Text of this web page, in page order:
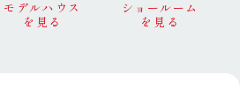
モデルハウス
を見る
ショールーム
を見る